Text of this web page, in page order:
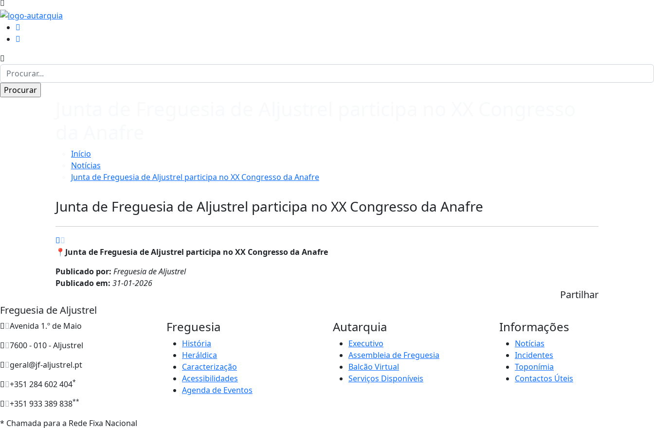
Início
Notícias
Junta de Freguesia de Aljustrel participa no XX Congresso da Anafre
Junta de Freguesia de Aljustrel participa no XX Congresso da Anafre
📍Junta de Freguesia de Aljustrel participa no XX Congresso da Anafre
Publicado por: Freguesia de Aljustrel
Publicado em: 31-01-2026
Partilhar
Freguesia de Aljustrel
Avenida 1.º de Maio
7600 - 010 - Aljustrel
geral@jf-aljustrel.pt
+351 284 602 404*
+351 933 389 838**
* Chamada para a Rede Fixa Nacional
Freguesia
História
Heráldica
Caracterização
Acessibilidades
Agenda de Eventos
Autarquia
Executivo
Assembleia de Freguesia
Balcão Virtual
Serviços Disponíveis
Informações
Notícias
Incidentes
Toponímia
Contactos Úteis